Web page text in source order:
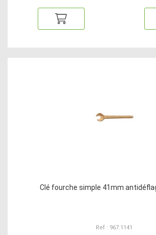
Clé fourche simple 41mm
Ref : 967.1141